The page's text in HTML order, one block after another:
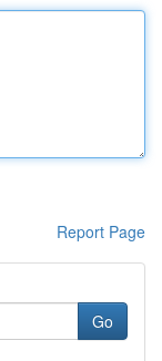
Report Page
Go